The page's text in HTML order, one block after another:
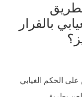
بالقرار
الحكم الغيابي